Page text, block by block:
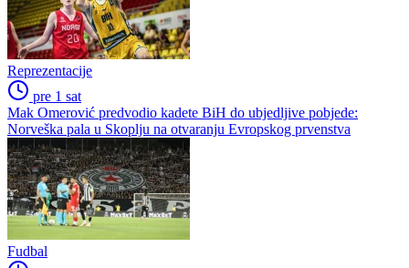
Reprezentacije
pre 1 sat
Mak Omerović predvodio kadete BiH do ubjedljive pobjede:
Norveška pala u Skoplju na otvaranju Evropskog prvenstva
Fudbal